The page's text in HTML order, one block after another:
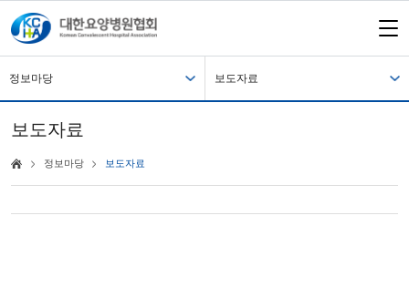
정보마당 보도자료
보도자료
정보마당 보도자료